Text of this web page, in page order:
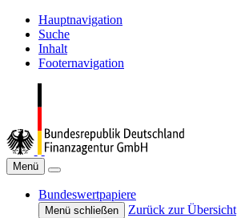
Hauptnavigation
Suche
Inhalt
Footernavigation
Menü
Bundeswertpapiere
Menü schließen
Zurück zur Übersicht